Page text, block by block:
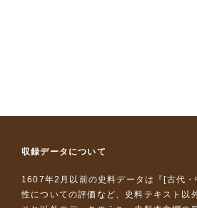
収録データについて
1607年2月以前の史料データは『 [古代
性についての評価など、史料テキスト以